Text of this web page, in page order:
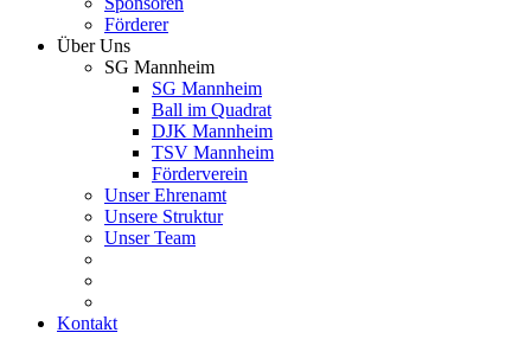
Förderer
Über Uns
SG Mannheim
SG Mannheim
Ball im Quadrat
DJK Mannheim
TSV Mannheim
Förderverein
Unser Ehrenamt
Unsere Struktur
Unser Team
Kontakt